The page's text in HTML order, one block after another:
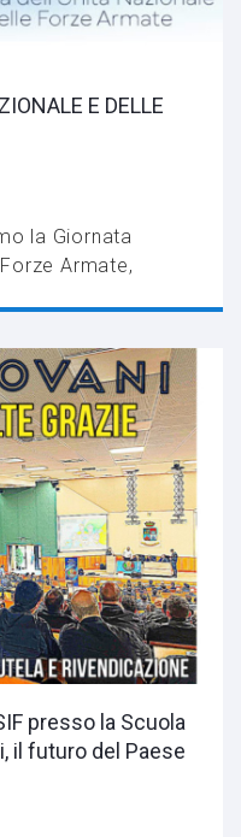
E DELLE
la Giornata
Armate,
presso la Scuola
il futuro del Paese